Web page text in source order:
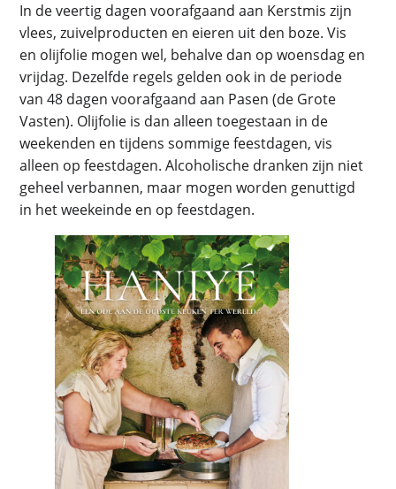
In de veertig dagen voorafgaand aan Kerstmis zijn
vlees, zuivelproducten en eieren uit den boze. Vis
en olijfolie mogen wel, behalve dan op woensdag en
vrijdag. Dezelfde regels gelden ook in de periode
van 48 dagen voorafgaand aan Pasen (de Grote
Vasten). Olijfolie is dan alleen toegestaan in de
weekenden en tijdens sommige feestdagen, vis
alleen op feestdagen. Alcoholische dranken zijn niet
geheel verbannen, maar mogen worden genuttigd
in het weekeinde en op feestdagen.